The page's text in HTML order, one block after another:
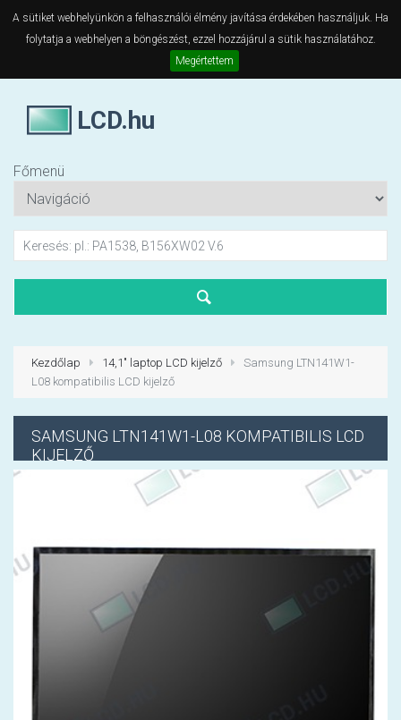
A sütiket webhelyünkön a felhasználói élmény javítása érdekében használjuk. Ha
folytatja a webhelyen a böngészést, ezzel hozzájárul a sütik használatához.
Megértettem
LCD.hu
Főmenü
Kezdőlap 14,1" laptop LCD kijelző
Samsung LTN141W1-
L08 kompatibilis LCD kijelző
SAMSUNG LTN141W1-L08 KOMPATIBILIS LCD
KIJELZŐ